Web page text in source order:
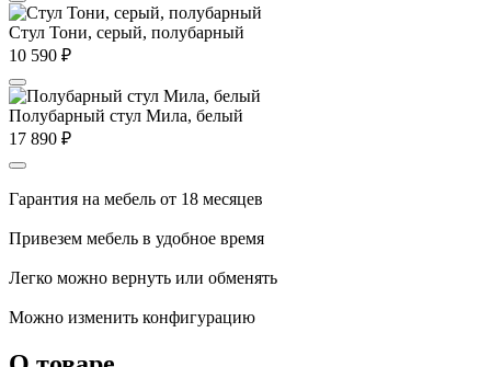
Стул Тони, серый, полубарный
10 590 ₽
Полубарный стул Мила, белый
17 890 ₽
Гарантия на мебель от 18 месяцев
Привезем мебель в удобное время
Легко можно вернуть или обменять
Можно изменить конфигурацию